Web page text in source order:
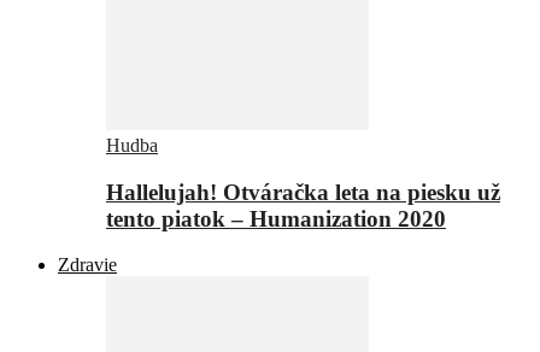
Hudba
Hallelujah! Otváračka leta na piesku už
tento piatok – Humanization 2020
Zdravie